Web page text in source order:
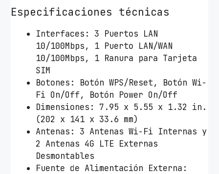
Especificaciones técnicas
Interfaces: 3 Puertos LAN
10/100Mbps, 1 Puerto LAN/WAN
10/100Mbps, 1 Ranura para Tarjeta
SIM
Botones: Botón WPS/Reset, Botón Wi-
Fi On/Off, Botón Power On/Off
Dimensiones: 7.95 x 5.55 x 1.32 in.
(202 x 141 x 33.6 mm)
Antenas: 3 Antenas Wi-Fi Internas y
2 Antenas 4G LTE Externas
Desmontables
Fuente de Alimentación Externa: